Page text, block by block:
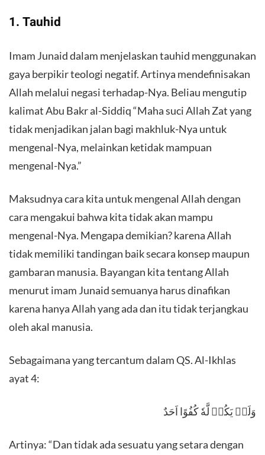
1. Tauhid
Imam Junaid dalam menjelaskan tauhid menggunakan
gaya berpikir teologi negatif. Artinya mendefinisakan
Allah melalui negasi terhadap-Nya. Beliau mengutip
kalimat Abu Bakr al-Siddiq “Maha suci Allah Zat yang
tidak menjadikan jalan bagi makhluk-Nya untuk
mengenal-Nya, melainkan ketidak mampuan
mengenal-Nya.”
Maksudnya cara kita untuk mengenal Allah dengan
cara mengakui bahwa kita tidak akan mampu
mengenal-Nya. Mengapa demikian? karena Allah
tidak memiliki tandingan baik secara konsep maupun
gambaran manusia. Bayangan kita tentang Allah
menurut imam Junaid semuanya harus dinafikan
karena hanya Allah yang ada dan itu tidak terjangkau
oleh akal manusia.
Sebagaimana yang tercantum dalam QS. Al-Ikhlas
ayat 4:
وَلَمۡ يَكُنۡ لَّهٗ كُفُوًا اَحَدٌ
Artinya: “Dan tidak ada sesuatu yang setara dengan